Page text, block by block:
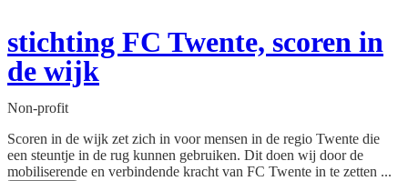
stichting FC Twente, scoren in
de wijk
Non-profit
Scoren in de wijk zet zich in voor mensen in de regio Twente die
een steuntje in de rug kunnen gebruiken. Dit doen wij door de
mobiliserende en verbindende kracht van FC Twente in te zetten ...